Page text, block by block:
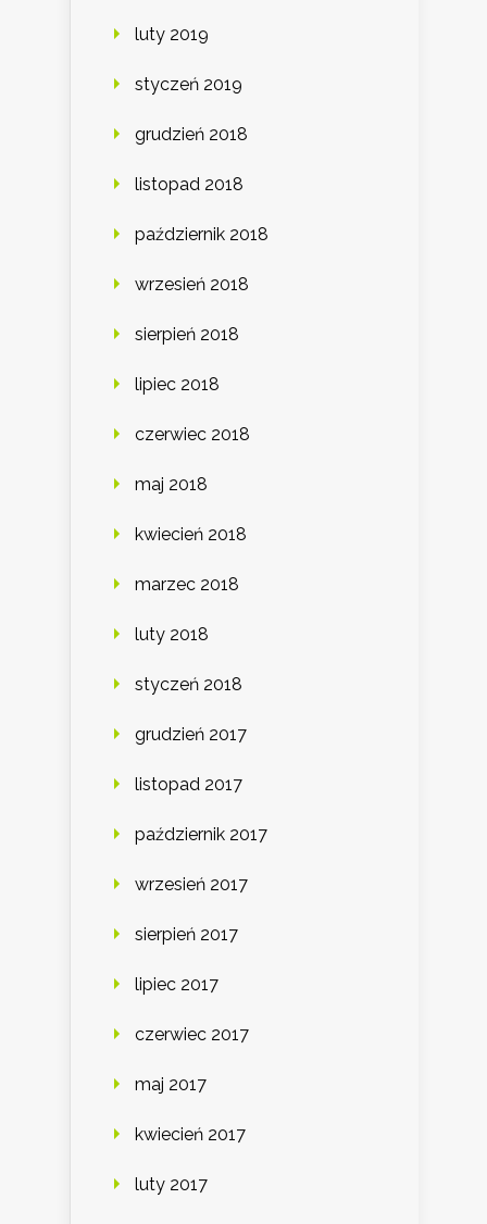
luty 2019
styczeń 2019
grudzień 2018
listopad 2018
październik 2018
wrzesień 2018
sierpień 2018
lipiec 2018
czerwiec 2018
maj 2018
kwiecień 2018
marzec 2018
luty 2018
styczeń 2018
grudzień 2017
listopad 2017
październik 2017
wrzesień 2017
sierpień 2017
lipiec 2017
czerwiec 2017
maj 2017
kwiecień 2017
luty 2017